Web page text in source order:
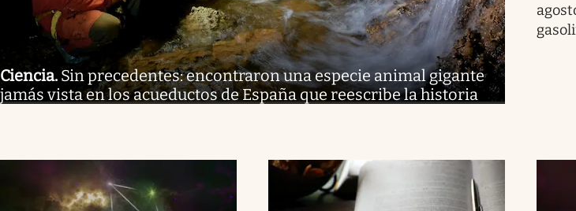
Ciencia. Sin precedentes: encontraron una especie animal gigante
jamás vista en los acueductos de España que reescribe la historia